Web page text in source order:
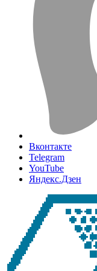
Вконтакте
Telegram
YouTube
Яндекс.Дзен